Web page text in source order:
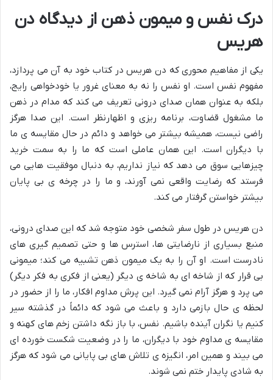
درک نفس و میمون ذهن از دیدگاه دن
هریس
یکی از مفاهیم محوری که دن هریس در کتاب خود به آن می پردازد،
مفهوم نفس است. او نفس را نه به معنای غرور یا خودخواهی رایج،
بلکه به عنوان همان صدای درونی تعریف می کند که مدام در ذهن
ما مشغول قضاوت، برنامه ریزی و اظهارنظر است. این صدا هرگز
راضی نیست، همیشه بیشتر می خواهد و دائم در حال مقایسه ی ما
با دیگران است. این همان عاملی است که ما را به سمت خرید
چیزهایی سوق می دهد که نیاز نداریم، به دنبال موفقیت هایی می
فرستد که رضایت واقعی نمی آورند، و ما را در چرخه ی بی پایان
بیشتر خواستن گرفتار می کند.
دن هریس در طول سفر شخصی خود متوجه شد که این صدای درونی،
منبع بسیاری از نارضایتی ها، استرس ها و حتی تصمیم گیری های
نادرست است. او آن را به یک میمون ذهن تشبیه می کند؛ میمونی
بی قرار که از شاخه ای به شاخه ی دیگر (یعنی از فکری به فکر دیگر)
می پرد و هرگز آرام نمی گیرد. این پرش مداوم افکار، ما را از حضور در
لحظه ی حال بازمی دارد و باعث می شود که دائماً در گذشته سیر
کنیم یا نگران آینده باشیم. نفس، با باز نگه داشتن زخم های کهنه و
مقایسه ی مداوم خود با دیگران، ما را در وضعیت شکست خورده ای
می بیند و همین امر، انگیزه ی تلاش های بی پایانی می شود که هرگز
به شادی پایدار ختم نمی شوند.